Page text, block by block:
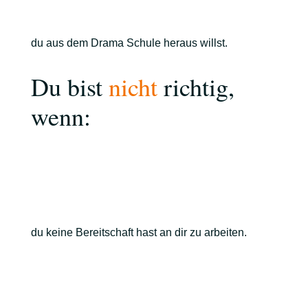
du aus dem Drama Schule heraus willst.
Du bistnichtrichtig,
wenn:
du keine Bereitschaft hast an dir zu arbeiten.